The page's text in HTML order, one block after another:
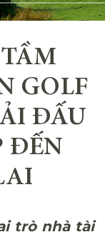
GOLF
ĐẤU
ĐẾN
trò nhà tài